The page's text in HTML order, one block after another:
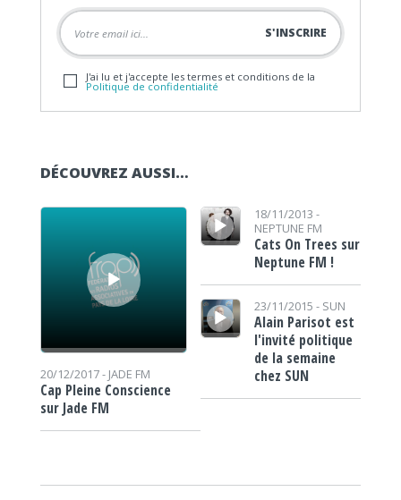
J'ai lu et j'accepte les termes et conditions de la
Politique de confidentialité
DÉCOUVREZ AUSSI…
Lecteur audio
20/12/2017 - JADE FM
Cap Pleine Conscience
sur Jade FM
Lecteur audio18/11/2013 -
NEPTUNE FM
Cats On Trees sur
Neptune FM !
Lecteur audio
23/11/2015 - SUN
Alain Parisot est
l'invité politique
de la semaine
chez SUN